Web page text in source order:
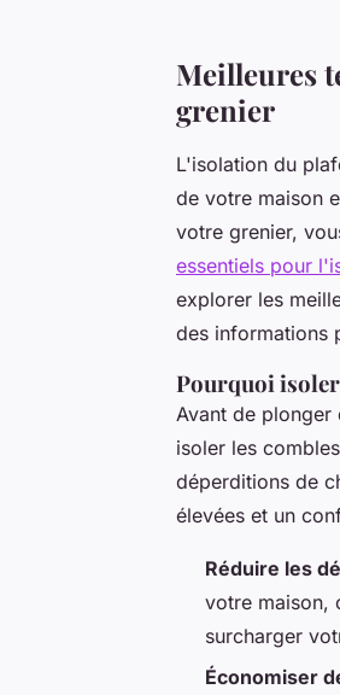
Meilleures
grenier
L'isolation du
de votre maison
votre grenier,
essentiels pour
explorer les
des informations
Pourquoi
Avant de
isoler les
déperditions de
élevées et un
Réduire les
votre maison,
surcharger
Économiser